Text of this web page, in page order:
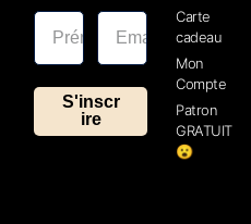
Carte
cadeau
Mon
Compte
Patron
GRATUIT
😮
S'inscr
ire